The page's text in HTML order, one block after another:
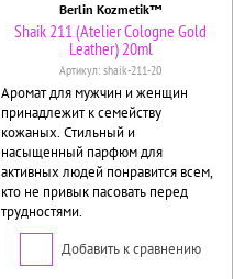
Berlin Kozmetik™
Shaik 211 (Atelier Cologne Gold
Leather) 20ml
Артикул: shaik-211-20
Аромат для мужчин и женщин
принадлежит к семейству
кожаных. Стильный и
насыщенный парфюм для
активных людей понравится всем,
кто не привык пасовать перед
трудностями.
Добавить к сравнению